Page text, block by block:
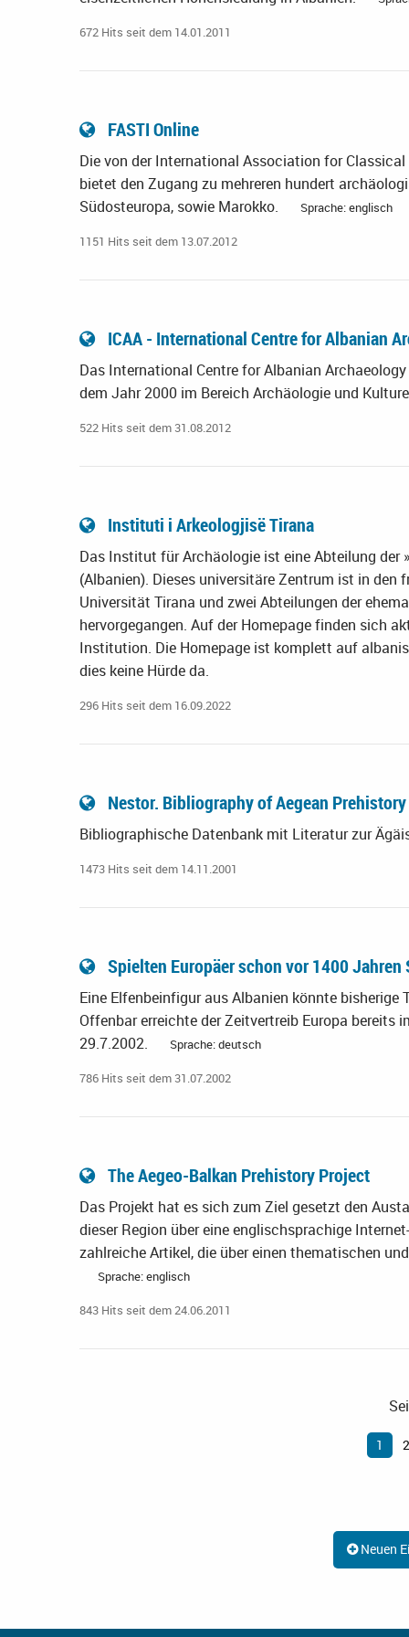
672 Hits seit dem 14.01.2011
FASTI Online
Die von der International Association for
bietet den Zugang zu mehreren hundert
Südosteuropa, sowie Marokko.
Sprache: englisch
1151 Hits seit dem 13.07.2012
ICAA - International Centre for Albanian
Das International Centre for Albanian
dem Jahr 2000 im Bereich Archäologie und
522 Hits seit dem 31.08.2012
Instituti i Arkeologjisë Tirana
Das Institut für Archäologie ist eine Abteilung der
(Albanien). Dieses universitäre Zentrum ist in
Universität Tirana und zwei Abteilungen der
hervorgegangen. Auf der Homepage finden sich
Institution. Die Homepage ist komplett auf
dies keine Hürde da.
296 Hits seit dem 16.09.2022
Nestor. Bibliography of Aegean
Bibliographische Datenbank mit Literatur zur
1473 Hits seit dem 14.11.2001
Spielten Europäer schon vor 1400
Eine Elfenbeinfigur aus Albanien könnte
Offenbar erreichte der Zeitvertreib Europa bereits
29.7.2002.
Sprache: deutsch
786 Hits seit dem 31.07.2002
The Aegeo-Balkan Prehistory Project
Das Projekt hat es sich zum Ziel gesetzt den
dieser Region über eine englischsprachige
zahlreiche Artikel, die über einen thematischen
Sprache: englisch
843 Hits seit dem 24.06.2011
1 2
Neuen